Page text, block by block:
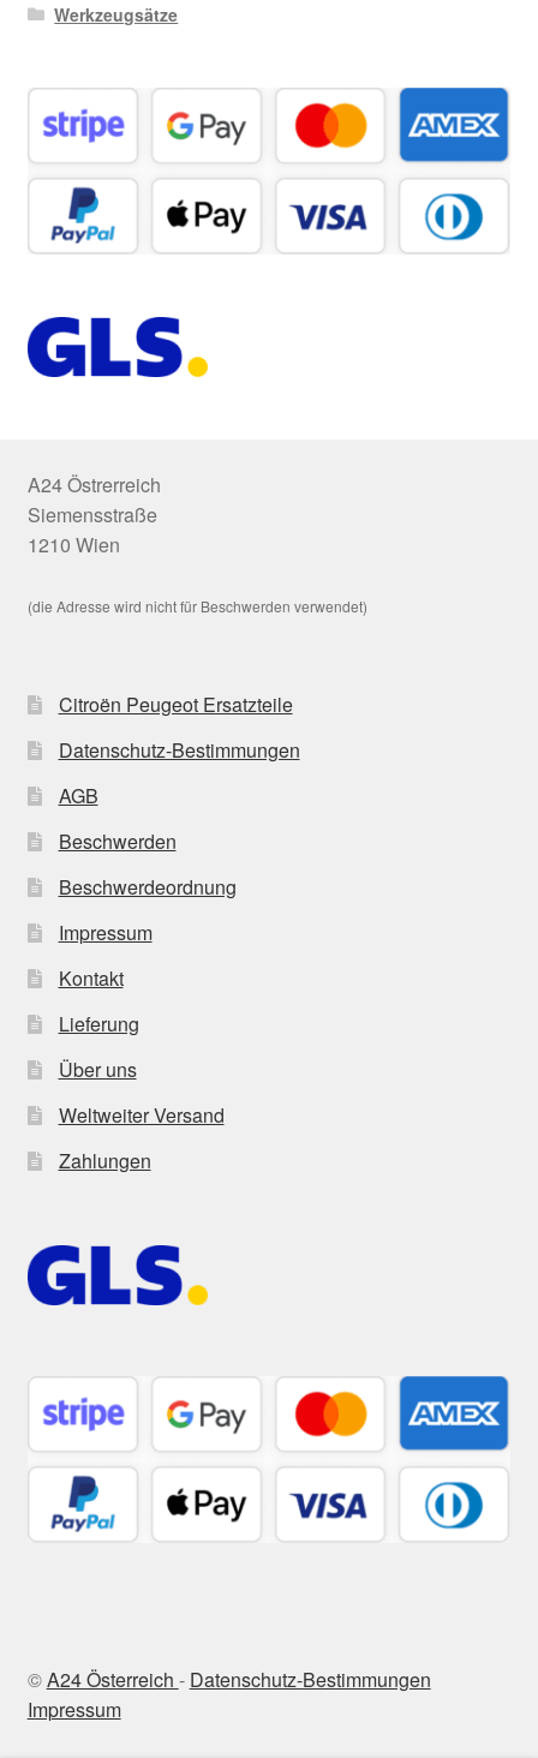
Werkzeugsätze
A24 Östrerreich
Siemensstraße
1210 Wien
(die Adresse wird nicht für Beschwerden verwendet)
Citroën Peugeot Ersatzteile
Datenschutz-Bestimmungen
AGB
Beschwerden
Beschwerdeordnung
Impressum
Kontakt
Lieferung
Über uns
Weltweiter Versand
Zahlungen
©A24 Österreich - Datenschutz-Bestimmungen
Impressum